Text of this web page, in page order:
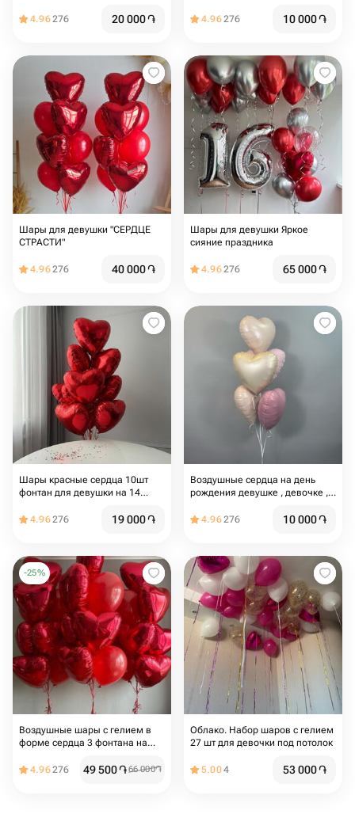
4.96276 20 000֏ 4.96276 10 000֏
Шары для девушки "СЕРДЦЕ
СТРАСТИ"
4.96276 40 000֏
Шары для девушки Яркое
сияние праздника
4.96276 65 000֏
Шары красные сердца 10шт
фонтан для девушки на 14
4.96276 19 000֏
Воздушные сердца на день
рождения девушке , девочке ,
для влюбленных ,на свадьбу
4.96276 10 000֏
-25%
Воздушные шары с гелием в
форме сердца 3 фонтана на
4.96276 49 500֏66 000֏
Облако. Набор шаров с гелием
27 шт для девочки под потолок
5.004 53 000֏